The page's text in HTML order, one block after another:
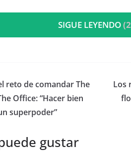
SIGUE LEYENDO
reto de comandar The
Office: “Hacer bien
superpoder”
​Los
gustar